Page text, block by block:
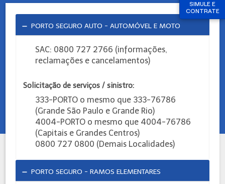
SIMULE E
CONTRATE
PORTO SEGURO AUTO - AUTOMÓVEL E MOTO
SAC: 0800 727 2766 (informações,
reclamações e cancelamentos)
Solicitação de serviços / sinistro:
333-PORTO o mesmo que 333-76786
(Grande São Paulo e Grande Rio)
4004-PORTO o mesmo que 4004-76786
(Capitais e Grandes Centros)
0800 727 0800 (Demais Localidades)
PORTO SEGURO - RAMOS ELEMENTARES